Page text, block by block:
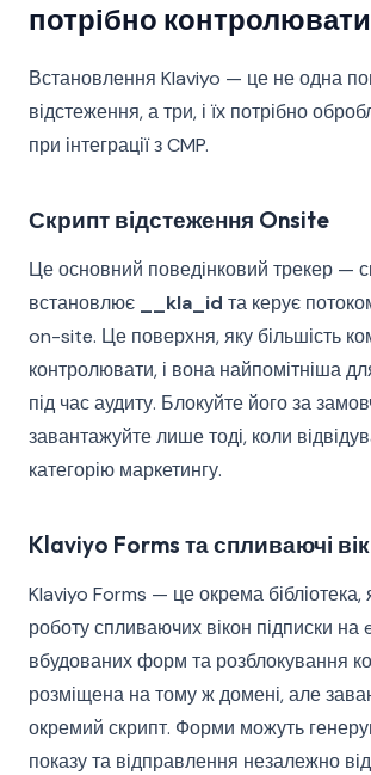
потрібно контролювати
Встановлення Klaviyo — це не одна
відстеження, а три, і їх потрібно
при інтеграції з CMP.
Скрипт відстеження Onsite
Це основний поведінковий трекер —
встановлює
__kla_id та керує
on-site. Це поверхня, яку більшість
контролювати, і вона найпомітніша
під час аудиту. Блокуйте його за
завантажуйте лише тоді, коли
категорію маркетингу.
Klaviyo Forms та спливаючі
Klaviyo Forms — це окрема бібліотека,
роботу спливаючих вікон підписки на
вбудованих форм та розблокування
розміщена на тому ж домені, але
окремий скрипт. Форми можуть
показу та відправлення незалежно